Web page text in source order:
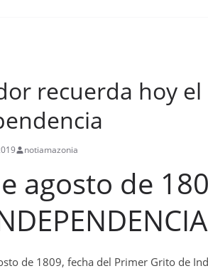
recuerda hoy
notiamazonia
agosto de
de 1809, fecha del Primer Grito de